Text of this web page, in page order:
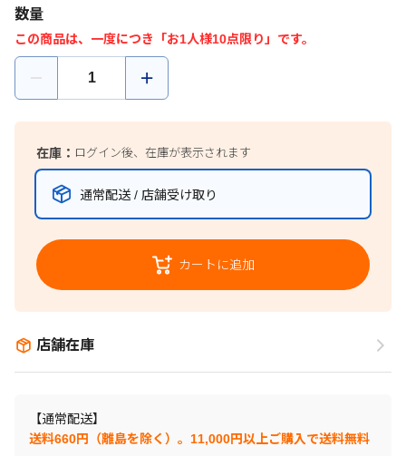
数量
この商品は、一度につき「お1人様10点限り」です。
在庫： ログイン後、在庫が表示されます
通常配送 / 店舗受け取り
カートに追加
店舗在庫
【通常配送】
送料660円（離島を除く）。11,000円以上ご購入で送料無料